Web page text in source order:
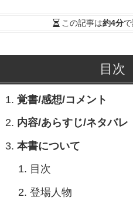
この記事は約4分で
目次
覚書/感想/コメント
内容/あらすじ/ネタバレ
本書について
目次
登場人物